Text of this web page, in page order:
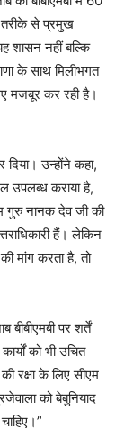
तरीके से प्रमुख
शासन नहीं बल्कि
के साथ मिलीभगत
मजबूर कर रही है।
दिया। उन्होंने कहा,
उपलब्ध कराया है,
नानक देव जी की
हैं। लेकिन
मांग करता है, तो
पर शर्तें
को भी उचित
रक्षा के लिए सीएम
को बेबुनियाद